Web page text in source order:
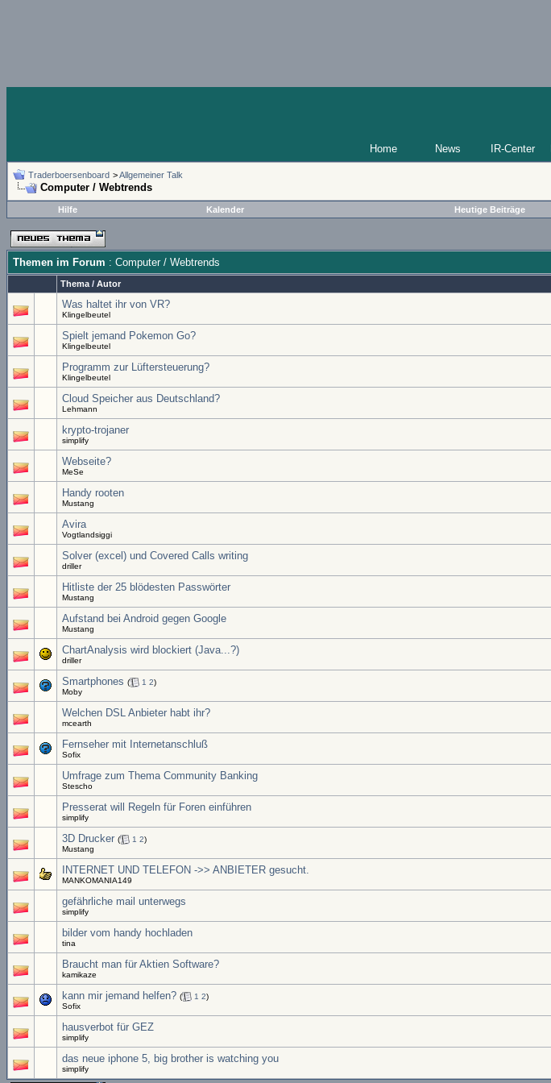
Home News IR-Center
Traderboersenboard >Allgemeiner Talk
Computer / Webtrends
Hilfe Kalender Heutige Beiträge
Themen im Forum : Computer / Webtrends
Thema / Autor
Was haltet ihr von VR?
Klingelbeutel
Spielt jemand Pokemon Go?
Klingelbeutel
Programm zur Lüftersteuerung?
Klingelbeutel
Cloud Speicher aus Deutschland?
Lehmann
krypto-trojaner
simplify
Webseite?
MeSe
Handy rooten
Mustang
Avira
Vogtlandsiggi
Solver (excel) und Covered Calls writing
driller
Hitliste der 25 blödesten Passwörter
Mustang
Aufstand bei Android gegen Google
Mustang
ChartAnalysis wird blockiert (Java...?)
driller
Smartphones ( 1 2)
Moby
Welchen DSL Anbieter habt ihr?
mcearth
Fernseher mit Internetanschluß
Sofix
Umfrage zum Thema Community Banking
Stescho
Presserat will Regeln für Foren einführen
simplify
3D Drucker ( 1 2)
Mustang
INTERNET UND TELEFON ->> ANBIETER gesucht.
MANKOMANIA149
gefährliche mail unterwegs
simplify
bilder vom handy hochladen
tina
Braucht man für Aktien Software?
kamikaze
kann mir jemand helfen? ( 1 2)
Sofix
hausverbot für GEZ
simplify
das neue iphone 5, big brother is watching you
simplify